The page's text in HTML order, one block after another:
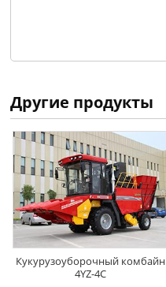
Другие продукты
Кукурузоуборочный комбайн
4YZ-4C